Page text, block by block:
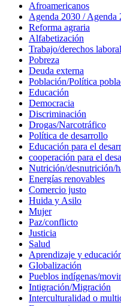
Afroamericanos
Agenda 2030 / Agenda
Reforma agraria
Alfabetización
Trabajo/derechos
Pobreza
Deuda externa
Población/Política
Educación
Democracia
Discriminación
Drogas/Narcotráfico
Política de desarrollo
Educación para el
cooperación para el
Nutrición/desnutrición/
Energías renovables
Comercio justo
Huida y Asilo
Mujer
Paz/conflicto
Justicia
Salud
Aprendizaje y
Globalización
Pueblos indígenas/
Intigración/Migración
Interculturalidad o